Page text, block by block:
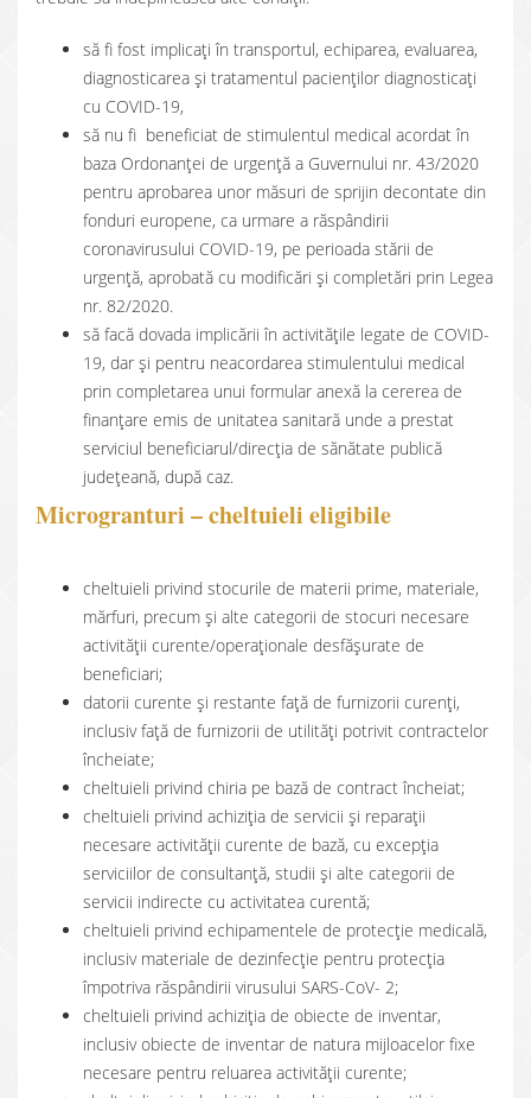
să fi fost implicați în transportul, echiparea, evaluarea,
diagnosticarea și tratamentul pacienților diagnosticați
cu COVID-19,
să nu fi beneficiat de stimulentul medical acordat în
baza Ordonanței de urgență a Guvernului nr. 43/2020
pentru aprobarea unor măsuri de sprijin decontate din
fonduri europene, ca urmare a răspândirii
coronavirusului COVID-19, pe perioada stării de
urgență, aprobată cu modificări și completări prin Legea
nr. 82/2020.
să facă dovada implicării în activitățile legate de COVID-
19, dar și pentru neacordarea stimulentului medical
prin completarea unui formular anexă la cererea de
finanțare emis de unitatea sanitară unde a prestat
serviciul beneficiarul/direcția de sănătate publică
județeană, după caz.
Microgranturi – cheltuieli eligibile
cheltuieli privind stocurile de materii prime, materiale,
mărfuri, precum și alte categorii de stocuri necesare
activității curente/operaționale desfășurate de
beneficiari;
datorii curente și restante față de furnizorii curenți,
inclusiv față de furnizorii de utilități potrivit contractelor
încheiate;
cheltuieli privind chiria pe bază de contract încheiat;
cheltuieli privind achiziția de servicii și reparații
necesare activității curente de bază, cu excepția
serviciilor de consultanță, studii și alte categorii de
servicii indirecte cu activitatea curentă;
cheltuieli privind echipamentele de protecție medicală,
inclusiv materiale de dezinfecție pentru protecția
împotriva răspândirii virusului SARS-CoV- 2;
cheltuieli privind achiziția de obiecte de inventar,
inclusiv obiecte de inventar de natura mijloacelor fixe
necesare pentru reluarea activității curente;